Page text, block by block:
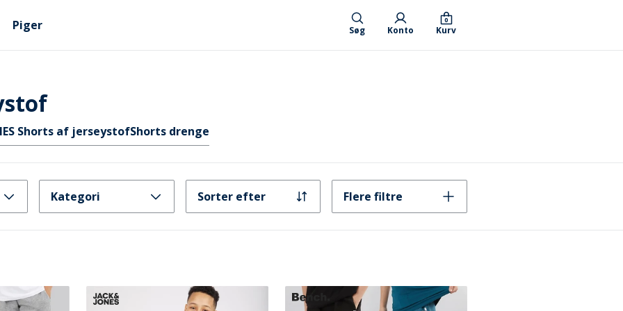
Piger Søg Konto Kurv
0
Shorts af jerseystofShorts drenge
Kategori Sorter efter Flere filtre